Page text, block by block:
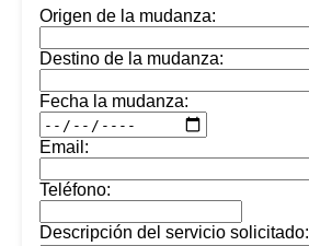
Origen de la mudanza:
Destino de la mudanza:
Fecha la mudanza:
Email:
Teléfono:
Descripción del servicio solicitado: